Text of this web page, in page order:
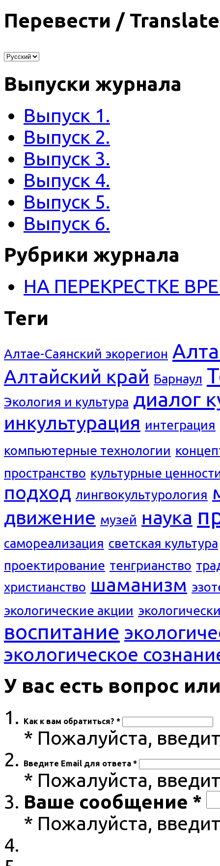
Перевести /
Выпуски журнала
Выпуск 1.
Выпуск 2.
Выпуск 3.
Выпуск 4.
Выпуск 5.
Выпуск 6.
Рубрики журнала
НА ПЕРЕКРЕСТКЕ
Теги
Алтае-Саянский экорегион
Алтайский край Барнаул
Экология и культура диалог
инкультурация интеграция
компьютерные технологии
пространство культурные
подход лингвокультурология
движение музей наука
самореализация светская культура
проектирование тенгрианство
христианство шаманизм
экологические акции
воспитание
экологическое
У вас есть вопрос
Как к вам обратиться? *
* Пожалуйста,
Введите Email для ответа *
* Пожалуйста,
Ваше сообщение *
* Пожалуйста,